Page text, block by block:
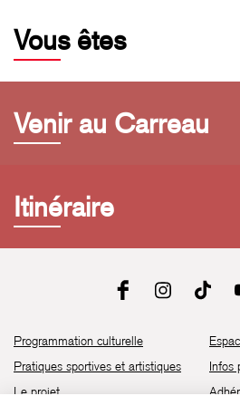
Vous êtes
Venir au Carreau
Itinéraire
Programmation culturelle
Pratiques sportives et artistiques
Le projet
Infos